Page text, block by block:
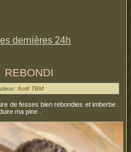
dernières 24h
Actif TBM
de fesses bien rebondies et imberbe .
ma pine .